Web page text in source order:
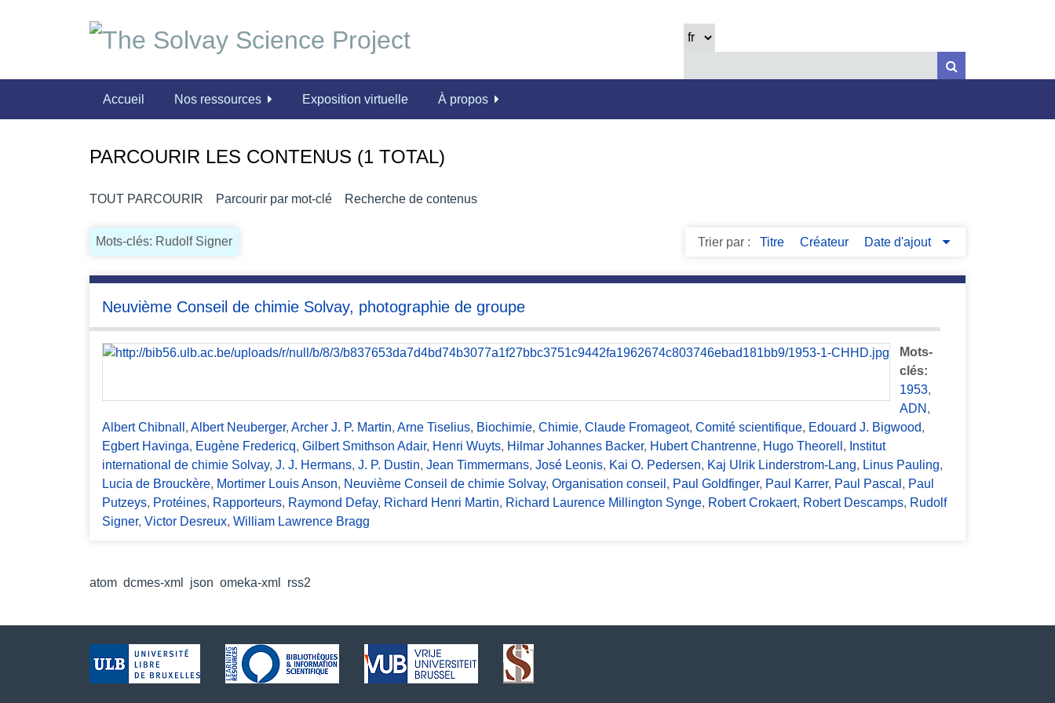
e
a
Accueil Nos ressources Exposition virtuelle À propos
PARCOURIR LES CONTENUS (1 TOTAL)
TOUT PARCOURIR Parcourir par mot-clé Recherche de contenus
Mots-clés: Rudolf Signer Trier par : Titre Créateur Date d'ajout
Neuvième Conseil de chimie Solvay, photographie de groupe
Mots-
clés:
1953,
ADN ,
Albert Chibnall , Albert Neuberger, Archer J. P. Martin, Arne Tiselius, Biochimie, Chimie, Claude Fromageot, Comité scientifique, Edouard J. Bigwood,
Egbert Havinga, Eugène Fredericq, Gilbert Smithson Adair, Henri Wuyts, Hilmar Johannes Backer, Hubert Chantrenne, Hugo Theorell , Institut
international de chimie Solvay, J. J. Hermans, J. P. Dustin, Jean Timmermans, José Leonis, Kai O. Pedersen, Kaj Ulrik Linderstrom-Lang, Linus Pauling,
Lucia de Brouckère, Mortimer Louis Anson, Neuvième Conseil de chimie Solvay, Organisation conseil , Paul Goldfinger, Paul Karrer, Paul Pascal , Paul
Putzeys, Protéines, Rapporteurs, Raymond Defay, Richard Henri Martin, Richard Laurence Millington Synge, Robert Crokaert, Robert Descamps, Rudolf
Signer, Victor Desreux, William Lawrence Bragg
atom, dcmes-xml json omeka-xml rss2